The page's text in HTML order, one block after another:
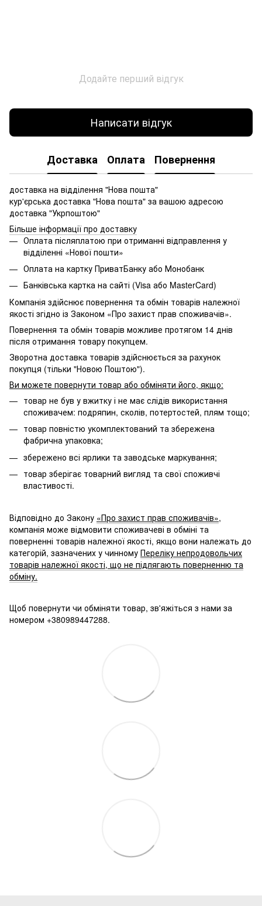
Додайте перший відгук
Написати відгук
Доставка Оплата Повернення
доставка на відділення "Нова пошта"
кур'єрська доставка "Нова пошта" за вашою адресою
доставка "Укрпоштою"
Більше інформації про доставку
Оплата післяплатою при отриманні відправлення у
відділенні «Нової пошти»
Оплата на картку ПриватБанку або Монобанк
Банківська картка на сайті (Visa або MasterCard)
Компанія здійснює повернення та обмін товарів належної
якості згідно із Законом «Про захист прав споживачів».
Повернення та обмін товарів можливе протягом 14 днів
після отримання товару покупцем.
Зворотна доставка товарів здійснюється за рахунок
покупця (тільки "Новою Поштою").
Ви можете повернути товар або обміняти його, якщо:
товар не був у вжитку і не має слідів використання
споживачем: подряпин, сколів, потертостей, плям тощо;
товар повністю укомплектований та збережена
фабрична упаковка;
збережено всі ярлики та заводське маркування;
товар зберігає товарний вигляд та свої споживчі
властивості.
Відповідно до Закону «Про захист прав споживачів»,
компанія може відмовити споживачеві в обміні та
поверненні товарів належної якості, якщо вони належать до
категорій, зазначених у чинному Переліку непродовольчих
товарів належної якості, що не підлягають поверненню та
обміну.
Щоб повернути чи обміняти товар, зв'яжіться з нами за
номером +380989447288.